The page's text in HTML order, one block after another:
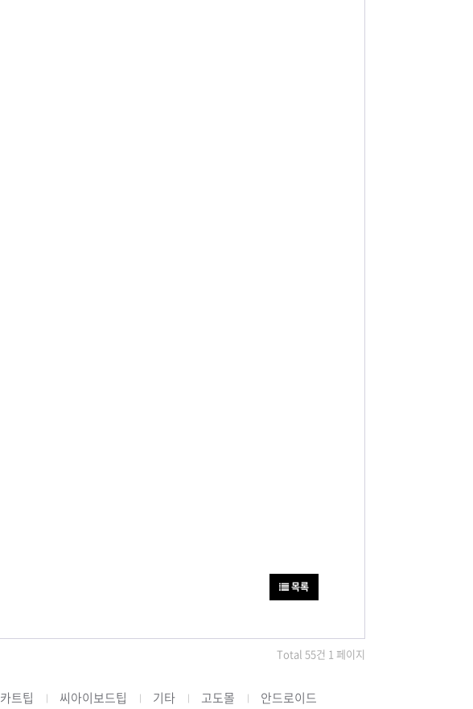
목록
Total 55건 1 페이지
트팁 씨아이보드팁 기타 고도몰
안드로이드